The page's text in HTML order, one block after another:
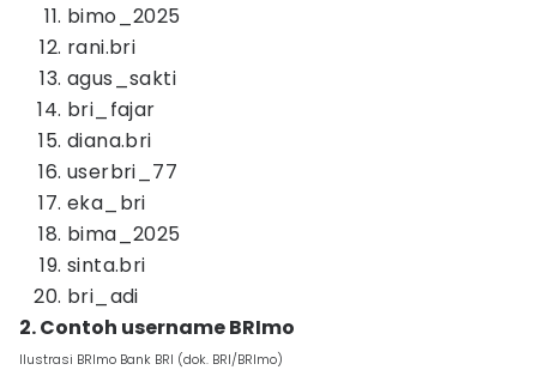
bimo_2025
rani.bri
agus_sakti
bri_fajar
diana.bri
userbri_77
eka_bri
bima_2025
sinta.bri
bri_adi
2. Contoh username BRImo
Ilustrasi BRImo Bank BRI (dok. BRI/BRImo)